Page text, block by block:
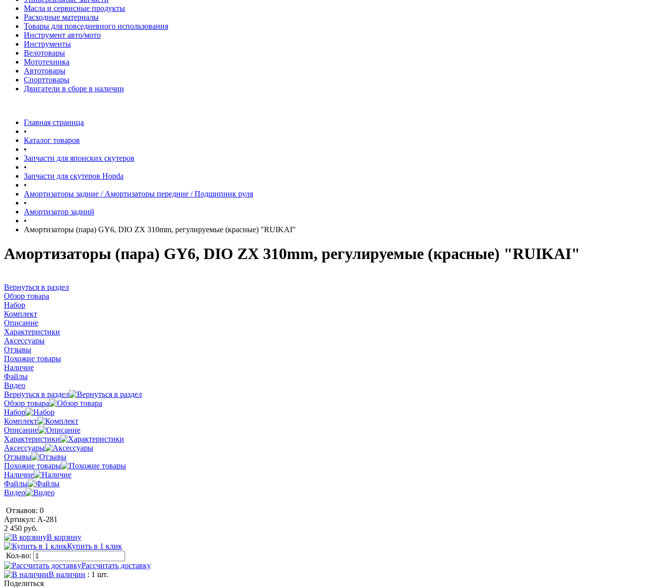
Масла и сервисные продукты
Расходные материалы
Товары для повседневного использования
Инструмент авто/мото
Инструменты
Велотовары
Мототехника
Автотовары
Спорттовары
Двигатели в сборе в наличии
Главная страница
•
Каталог товаров
•
Запчасти для японских скутеров
•
Запчасти для скутеров Honda
•
Амортизаторы задние / Амортизаторы передние / Подшипник руля
•
Амортизатор задний
•
Амортизаторы (пара) GY6, DIO ZX 310mm, регулируемые (красные) "RUIKAI"
Амортизаторы (пара) GY6, DIO ZX 310mm, регулируемые (красные) "RUIKAI"
Вернуться в раздел
Обзор товара
Набор
Комплект
Описание
Характеристики
Аксессуары
Отзывы
Похожие товары
Наличие
Файлы
Видео
Вернуться в раздел
Обзор товара
Набор
Комплект
Описание
Характеристики
Аксессуары
Отзывы
Похожие товары
Наличие
Файлы
Видео
Отзывов: 0
Артикул: A-281
2 450 руб.
В корзину
Купить в 1 клик
Кол-во:
Рассчитать доставку
В наличии : 1 шт.
Поделиться